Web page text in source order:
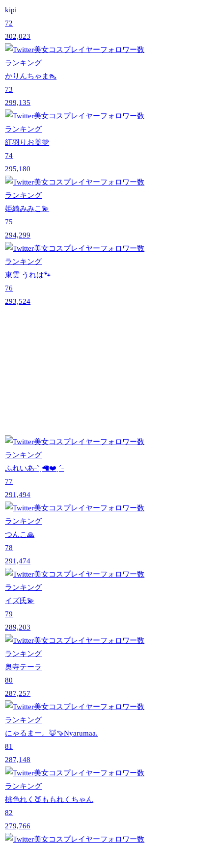
kipi
72
302,023
かりんちゃま👠
73
299,135
紅羽りお🐰🩵
74
295,180
姫綺みみこ💫
75
294,299
東雲 うれは🐾
76
293,524
ふれいあ˗ˋˏ🦙❤️ˎˊ˗
77
291,494
つんこ🙏
78
291,474
イズ氏💫
79
289,203
奥寺テーラ
80
287,257
にゃるまー。🦊🍠Nyarumaa.
81
287,148
桃色れく🍑ももれくちゃん
82
279,766